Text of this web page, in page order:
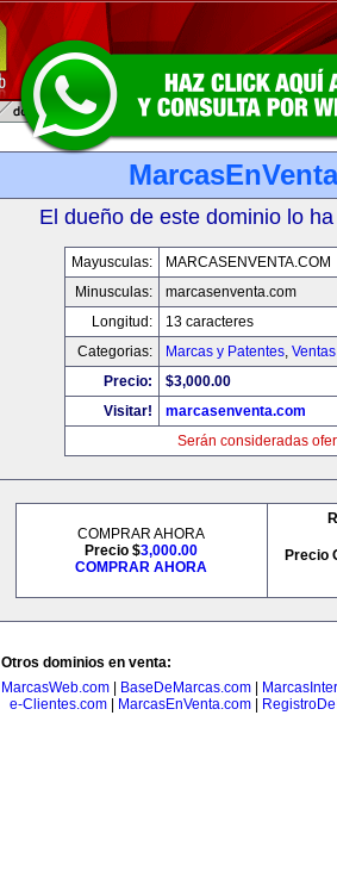
El dueño de este dominio lo
Mayusculas:
MARCASENVENTA.COM
Minusculas:
marcasenventa.com
Longitud:
13 caracteres
Categorias:
Marcas y Patentes,
Precio:
$3,000.00
Visitar!
marcasenventa.com
Serán consideradas
COMPRAR AHORA
Precio $3,000.00
COMPRAR AHORA
Precio
Otros dominios en venta:
MarcasWeb.com
BaseDeMarcas.com
e-Clientes.com| MarcasEnVenta.com|